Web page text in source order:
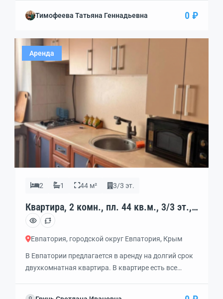
— К набережной Горького примерно 1500 метров по
квартала. Очень тихо. — Рядом много разных
магазинов […]
Тимофеева Татьяна Геннадьевна 0 ₽
Аренда
2 1 44 м² 3/3 эт.
Квартира, 2 комн., пл. 44 кв.м., 3/3 эт.,
код: 462308
Евпатория, городской округ Евпатория, Крым
В Евпатории предлагается в аренду на долгий срок
двухкомнатная квартира. В квартире есть все